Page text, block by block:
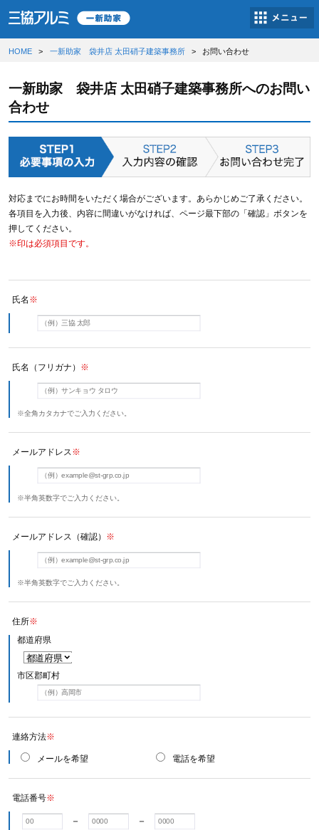
HOME 一新助家 袋井店 太田硝子建築事務所 お問い合わせ
一新助家 袋井店 太田硝子建築事務所へのお問い
合わせ
対応までにお時間をいただく場合がございます。あらかじめご了承ください。
各項目を入力後、内容に間違いがなければ、ページ最下部の「確認」ボタンを
押してください。
※印は必須項目です。
氏名 ※
氏名（フリガナ） ※
※全角カタカナでご入力ください。
メールアドレス※
※半角英数字でご入力ください。
メールアドレス（確認） ※
※半角英数字でご入力ください。
住所※
都道府県
市区郡町村
連絡方法※
メールを希望 電話を希望
電話番号※
－ －